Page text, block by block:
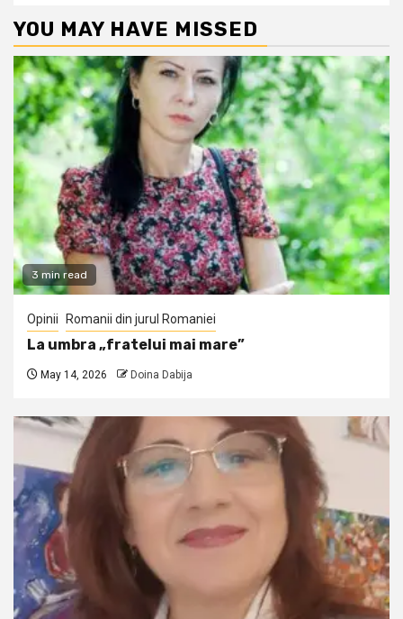
YOU MAY HAVE MISSED
3 min read
Opinii Romanii din jurul Romaniei
La umbra „fratelui mai mare”
May 14, 2026 Doina Dabija